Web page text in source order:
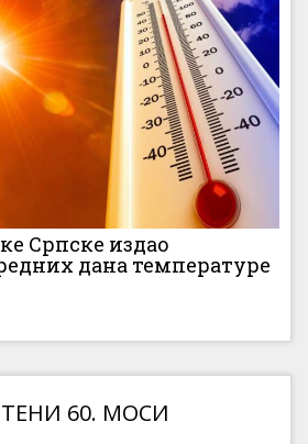
Српске издао
дана температуре
60. МОСИ